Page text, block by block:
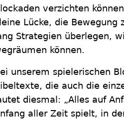
verzichten
Lücke, die Bewegung
Strategien überlegen,
können.
unserem spielerischen
die auch die
diesmal: „Alles auf
aller Zeit spielt, in